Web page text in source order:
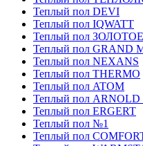
Теплый пол DEVI
Теплый пол IQWATT
Теплый пол
Теплый пол GRAND
Теплый пол NEXANS
Теплый пол THERMO
Теплый пол ATOM
Теплый пол ARNOLD
Теплый пол ERGERT
Теплый пол №1
Теплый пол